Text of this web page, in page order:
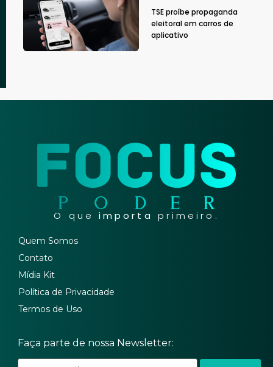
TSE proíbe propaganda
eleitoral em carros de
aplicativo
O que importa primeiro.
Quem Somos
Contato
Mídia Kit
Política de Privacidade
Termos de Uso
Faça parte de nossa Newsletter: